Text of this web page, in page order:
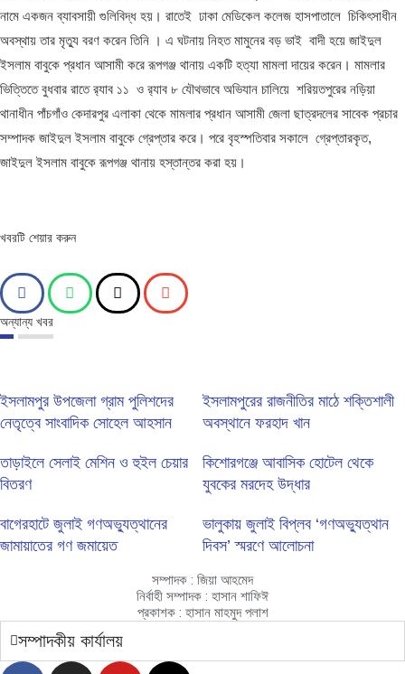
নামে একজন ব্যাবসায়ী গুলিবিদ্ধ হয়। রাতেই ঢাকা মেডিকেল কলেজ হাসপাতালে চিকিৎসাধীন
অবস্থায় তার মৃত্যু বরণ করেন তিনি । এ ঘটনায় নিহত মামুনের বড় ভাই বাদী হয়ে জাইদুল
ইসলাম বাবুকে প্রধান আসামী করে রূপগঞ্জ থানায় একটি হত্যা মামলা দায়ের করেন। মামলার
ভিত্তিতে বুধবার রাতে র‍্যাব ১১ ও র‍্যাব ৮ যৌথভাবে অভিযান চালিয়ে শরিয়তপুরের নড়িয়া
থানাধীন পাঁচগাঁও কেদারপুর এলাকা থেকে মামলার প্রধান আসামী জেলা ছাত্রদলের সাবেক প্রচার
সম্পাদক জাইদুল ইসলাম বাবুকে গ্রেপ্তার করে। পরে বৃহস্পতিবার সকালে গ্রেপ্তারকৃত,
জাইদুল ইসলাম বাবুকে রূপগঞ্জ থানায় হস্তান্তর করা হয়।
খবরটি শেয়ার করুন
অন্যান্য খবর
ইসলামপুর উপজেলা গ্রাম পুলিশদের
নেতৃত্বে সাংবাদিক সোহেল আহসান
ইসলামপুরের রাজনীতির মাঠে শক্তিশালী
অবস্থানে ফরহাদ খান
তাড়াইলে সেলাই মেশিন ও হুইল চেয়ার
বিতরণ
কিশোরগঞ্জে আবাসিক হোটেল থেকে
যুবকের মরদেহ উদ্ধার
বাগেরহাটে জুলাই গণঅভ্যুত্থানের
জামায়াতের গণ জমায়েত
ভালুকায় জুলাই বিপ্লব ‘গণঅভ্যুত্থান
দিবস’ স্মরণে আলোচনা
সম্পাদক : জিয়া আহমেদ
নির্বাহী সম্পাদক : হাসান শাফিঈ
প্রকাশক : হাসান মাহমুদ পলাশ
সম্পাদকীয় কার্যালয়